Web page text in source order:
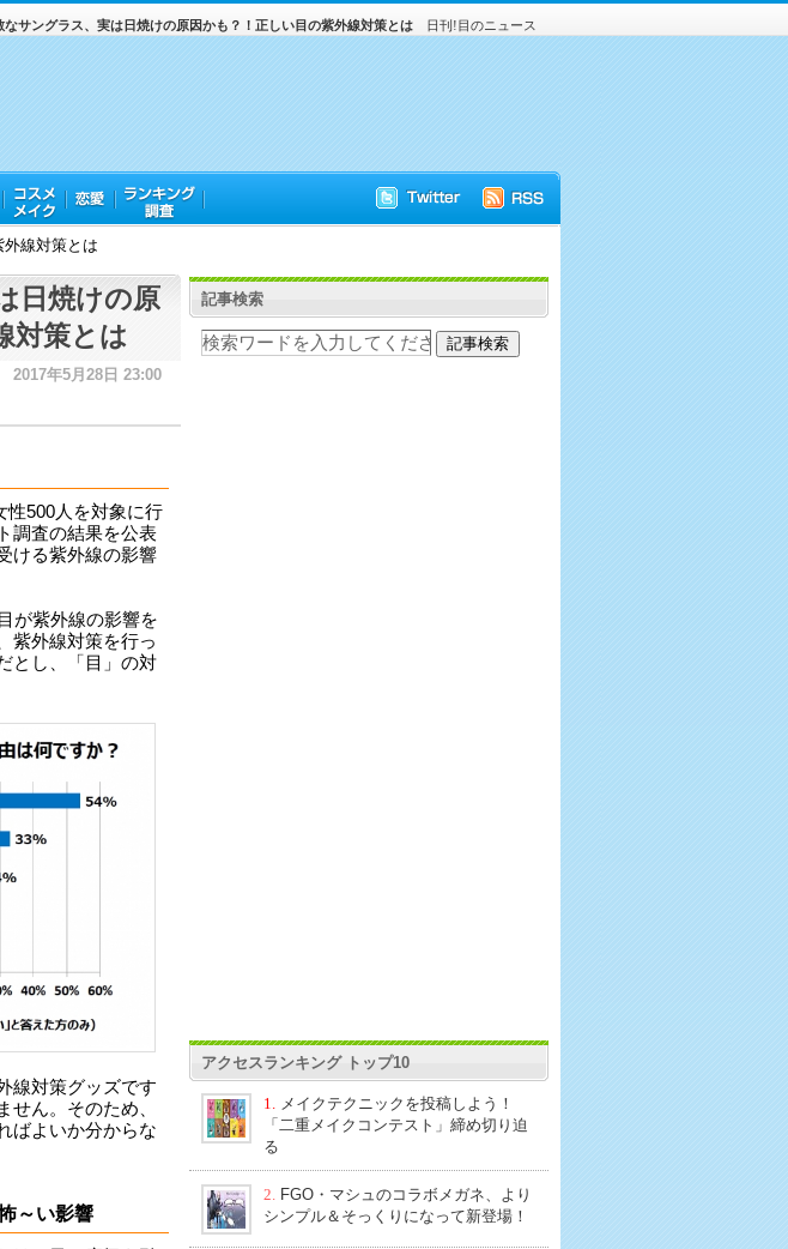
日刊!目のニュース
なサングラス、実は日焼けの原因かも？！正しい目の紫外線対策とは
線対策とは
日焼けの原
対策とは
2017年5月28日 23:00
性500人を対象に行
調査の結果を公表
ける紫外線の影響
が紫外線の影響を
紫外線対策を行っ
とし、「目」の対
線対策グッズです
せん。そのため、
ばよいか分からな
～い影響
記事検索
アクセスランキング トップ10
1.
メイクテクニックを投稿しよう！
「二重メイクコンテスト」締め切り迫
る
2. FGO・マシュのコラボメガネ、より
シンプル＆そっくりになって新登場！